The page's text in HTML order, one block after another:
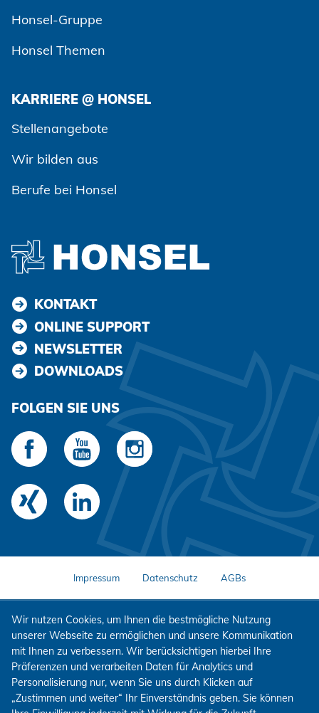
Honsel-Gruppe
Honsel Themen
KARRIERE @ HONSEL
Stellenangebote
Wir bilden aus
Berufe bei Honsel
KONTAKT
ONLINE SUPPORT
NEWSLETTER
DOWNLOADS
FOLGEN SIE UNS
Impressum Datenschutz AGBs
Wir nutzen Cookies, um Ihnen die bestmögliche Nutzung
unserer Webseite zu ermöglichen und unsere Kommunikation
mit Ihnen zu verbessern. Wir berücksichtigen hierbei Ihre
Präferenzen und verarbeiten Daten für Analytics und
Personalisierung nur, wenn Sie uns durch Klicken auf
„Zustimmen und weiter“ Ihr Einverständnis geben. Sie können